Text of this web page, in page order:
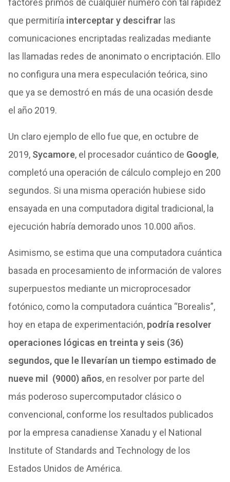
que permitiría interceptar y descifrar las
comunicaciones encriptadas realizadas mediante
las llamadas redes de anonimato o encriptación. Ello
no configura una mera especulación teórica, sino
que ya se demostró en más de una ocasión desde
el año 2019.
Un claro ejemplo de ello fue que, en octubre de
2019, Sycamore, el procesador cuántico de Google,
completó una operación de cálculo complejo en 200
segundos. Si una misma operación hubiese sido
ensayada en una computadora digital tradicional, la
ejecución habría demorado unos 10.000 años.
Asimismo, se estima que una computadora cuántica
basada en procesamiento de información de valores
superpuestos mediante un microprocesador
fotónico, como la computadora cuántica “Borealis”,
hoy en etapa de experimentación,podría resolver
operaciones lógicas en treinta y seis (36)
segundos, que le llevarían un tiempo estimado de
nueve mil (9000) años, en resolver por parte del
más poderoso supercomputador clásico o
convencional, conforme los resultados publicados
por la empresa canadiense Xanadu y el National
Institute of Standards and Technology de los
Estados Unidos de América.